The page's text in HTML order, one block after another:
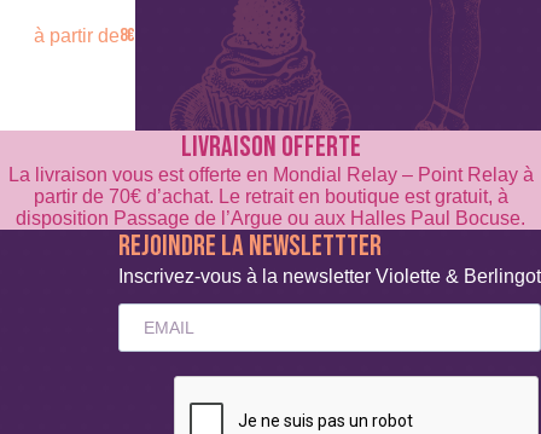
à partir de8€
LIVRAISON OFFERTE
La livraison vous est offerte en Mondial Relay – Point Relay à
partir de 70€ d’achat. Le retrait en boutique est gratuit, à
disposition Passage de l’Argue ou aux Halles Paul Bocuse.
REJOINDRE LA NEWSLETTTER
Inscrivez-vous à la newsletter Violette & Berlingot